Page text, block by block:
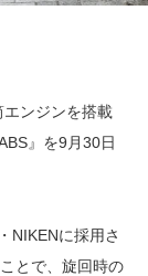
ンジンを搭載
』を9月30日
NIKENに採用さ
とで、旋回時の